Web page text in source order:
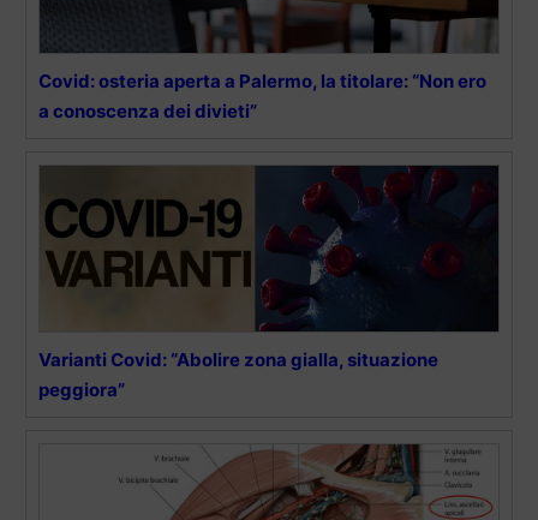
Covid: osteria aperta a Palermo, la titolare: “Non ero
a conoscenza dei divieti”
Varianti Covid: “Abolire zona gialla, situazione
peggiora”